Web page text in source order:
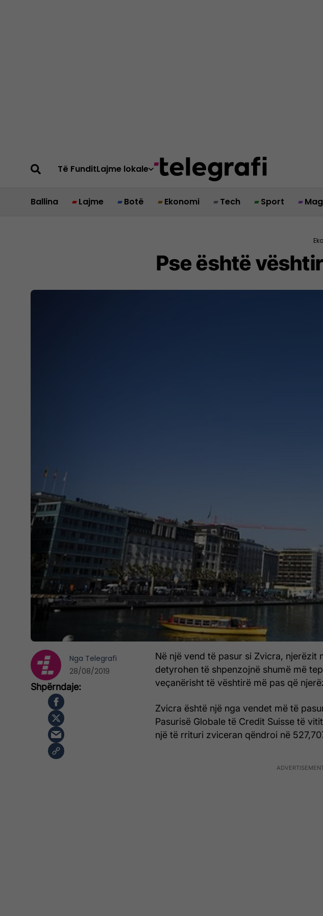
Të FunditLajme lokale
Ballina Lajme Botë Ekonomi Tech Sport
Pse është
Në një vend të pasur si Zvicra, njerëzit
detyrohen të shpenzojnë shumë më
veçanërisht të vështirë më pas që
Zvicra është një nga vendet më të
Pasurisë Globale të Credit Suisse të
një të rrituri zviceran qëndroi në
Nga Telegrafi
28/08/2019